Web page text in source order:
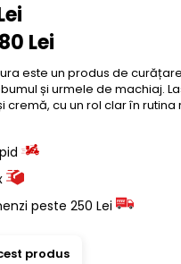
Lei
este un produs de
și urmele de machiaj.
cremă, cu un rol clar în
peste 250 Lei
produs